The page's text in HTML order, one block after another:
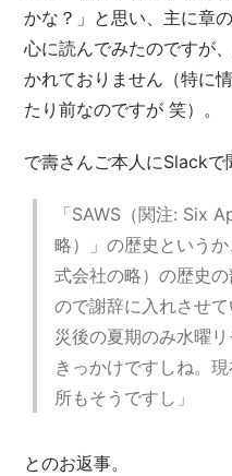
かな？」と思い、主に章
心に読んでみたのですが
かれておりません（特に
たり前なのですが 笑）。
で壽さんご本人にSlackで
「SAWS（関注: Six
略）」の歴史という
式会社の略）の歴史
ので謝辞に入れさせ
災後の夏期のみ水曜
きっかけですしね。
所もそうですし」
とのお返事。